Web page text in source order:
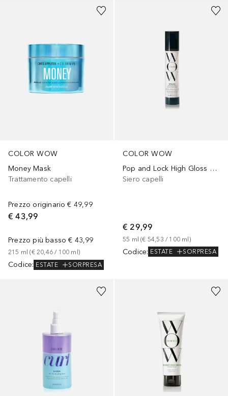
COLOR WOW
Money Mask
Trattamento capelli
Prezzo originario € 49,99
€ 43,99
Prezzo più basso € 43,99
215 ml (€ 20,46 / 100 ml )
Codice: ESTATE SORPRESA
COLOR WOW
Pop and Lock High Gloss Finish
Siero capelli
€ 29,99
55 ml (€ 54,53 / 100 ml)
Codice: ESTATE SORPRESA